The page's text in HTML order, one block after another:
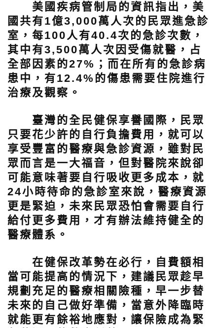
美國疾病管制局的資訊指出，美
國共有1億3,000萬人次的民眾進急診
室，每100人有40.4次的急診次數，
其中有3,500萬人次因受傷就醫，占
全部因素的27%；而在所有的急診病
患中，有12.4%的傷患需要住院進行
治療及觀察。
臺灣的全民健保享譽國際，民眾
只要花少許的自行負擔費用，就可以
享受豐富的醫療與急診資源，雖對民
眾而言是一大福音，但對醫院來說卻
可能意味著要自行吸收更多成本，就
24小時待命的急診室來說，醫療資源
更是緊迫，未來民眾恐怕會需要自行
給付更多費用，才有辦法維持健全的
醫療體系。
在健保改革勢在必行，自費額相
當可能提高的情況下，建議民眾趁早
規劃充足的醫療相關險種，早一步替
未來的自己做好準備，當意外降臨時
就能更有餘裕地應對，讓保險成為緊